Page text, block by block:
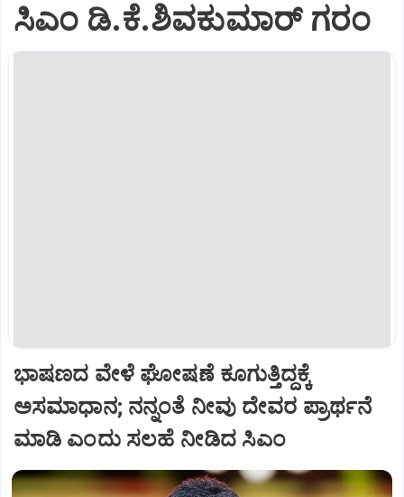
ಸಿಎಂ ಡಿ.ಕೆ.ಶಿವಕುಮಾರ್ ಗರಂ
ಭಾಷಣದ ವೇಳೆ ಘೋಷಣೆ ಕೂಗುತ್ತಿದ್ದಕ್ಕೆ
ಅಸಮಾಧಾನ; ನನ್ನಂತೆ ನೀವು ದೇವರ ಪ್ರಾರ್ಥನೆ
ಮಾಡಿ ಎಂದು ಸಲಹೆ ನೀಡಿದ ಸಿಎಂ